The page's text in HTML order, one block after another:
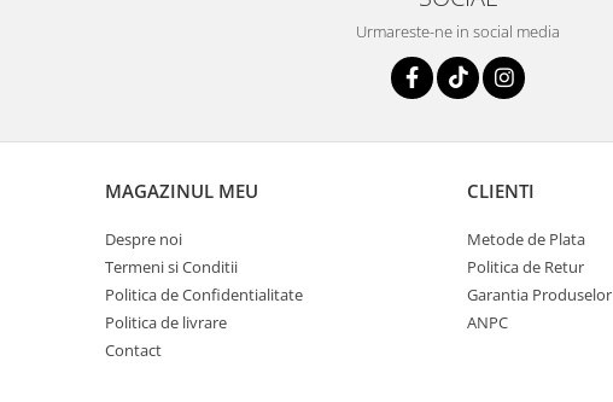
Urmareste-ne in social media
MAGAZINUL MEU
Despre noi
Termeni si Conditii
Politica de Confidentialitate
Politica de livrare
Contact
CLIENTI
Metode de Plata
Politica de Retur
Garantia Produselor
ANPC